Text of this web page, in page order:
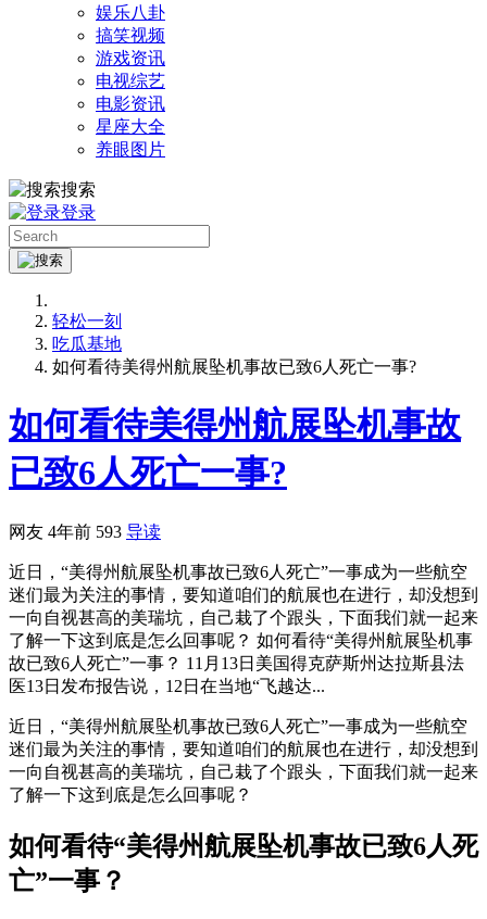
娱乐八卦
搞笑视频
游戏资讯
电视综艺
电影资讯
星座大全
养眼图片
搜索
登录
轻松一刻
吃瓜基地
如何看待美得州航展坠机事故已致6人死亡一事?
如何看待美得州航展坠机事故
已致6人死亡一事?
网友 4年前 593 导读
近日，“美得州航展坠机事故已致6人死亡”一事成为一些航空
迷们最为关注的事情，要知道咱们的航展也在进行，却没想到
一向自视甚高的美瑞坑，自己栽了个跟头，下面我们就一起来
了解一下这到底是怎么回事呢？ 如何看待“美得州航展坠机事
故已致6人死亡”一事？ 11月13日美国得克萨斯州达拉斯县法
医13日发布报告说，12日在当地“飞越达...
近日，“美得州航展坠机事故已致6人死亡”一事成为一些航空
迷们最为关注的事情，要知道咱们的航展也在进行，却没想到
一向自视甚高的美瑞坑，自己栽了个跟头，下面我们就一起来
了解一下这到底是怎么回事呢？
如何看待“美得州航展坠机事故已致6人死
亡”一事？